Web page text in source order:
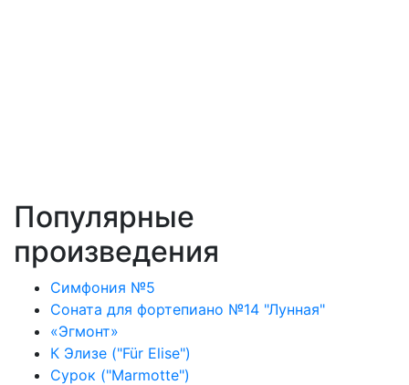
Популярные
произведения
Симфония №5
Соната для фортепиано №14 "Лунная"
«Эгмонт»
К Элизе ("Für Elise")
Сурок ("Marmotte")